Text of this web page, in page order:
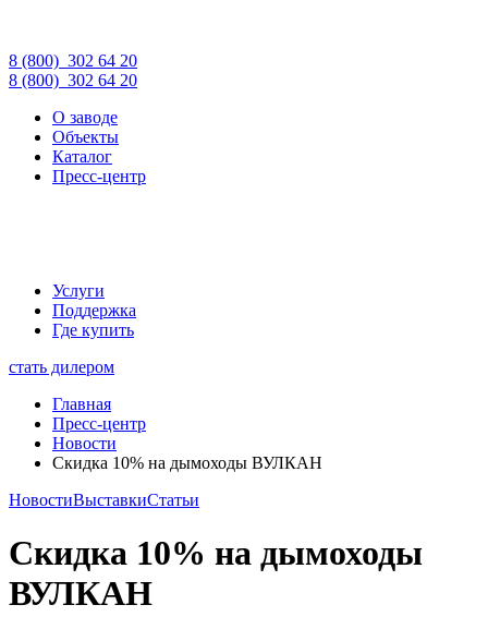
8 (800) 302 64 20
8 (800) 302 64 20
О заводе
Объекты
Каталог
Пресс-центр
Услуги
Поддержка
Где купить
стать дилером
Главная
Пресс-центр
Новости
Скидка 10% на дымоходы ВУЛКАН
НовостиВыставкиСтатьи
Скидка 10% на дымоходы
ВУЛКАН